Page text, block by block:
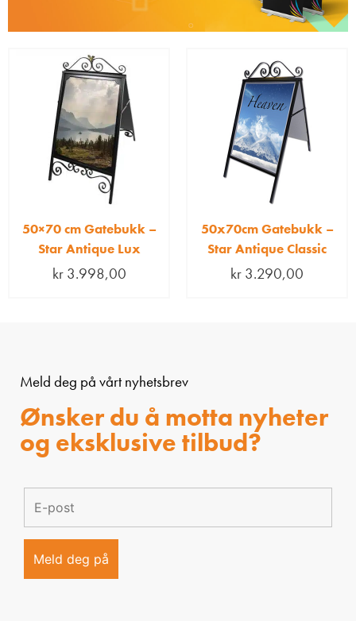
50×70 cm Gatebukk –
Star Antique Lux
kr3.998,00
50x70cm Gatebukk –
Star Antique Classic
kr 3.290,00
Meld deg på vårt nyhetsbrev
Ønsker du å motta nyheter
og eksklusive tilbud?